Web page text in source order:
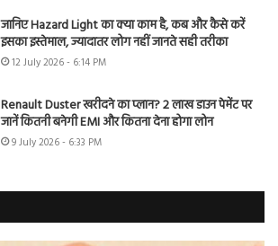
जानिए Hazard Light का क्या काम है, कब और कैसे करें
इसका इस्तेमाल, ज्यादातर लोग नहीं जानते सही तरीका
12 July 2026 - 6:14 PM
Renault Duster खरीदने का प्लान? 2 लाख डाउन पेमेंट पर
जानें कितनी बनेगी EMI और कितना देना होगा लोन
9 July 2026 - 6:33 PM